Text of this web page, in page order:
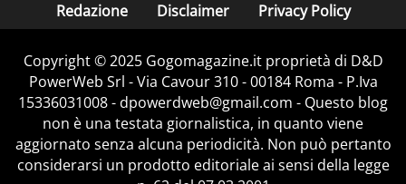
Redazione Disclaimer Privacy Policy
Copyright © 2025 Gogomagazine.it proprietà di D&D
PowerWeb Srl - Via Cavour 310 - 00184 Roma - P.Iva
15336031008 - dpowerdweb@gmail.com - Questo blog
non è una testata giornalistica, in quanto viene
aggiornato senza alcuna periodicità. Non può pertanto
considerarsi un prodotto editoriale ai sensi della legge